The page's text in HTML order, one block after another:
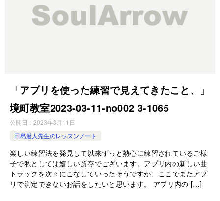
「アプリを使った練習で見えてきたこと、」
境町教室2023-03-11-­no002 3-­1065
公開日： 2023年3月11日
田島澄人先生のレッスンノート
楽しい練習法を発見して以来ずっと熱心に練習されているご様
子で私としては嬉しい所存でございます。アプリ内の新しい曲
トラックを次々にこなしていったそうですが、ここでまたアプ
リで測定できないお話をしたいと思います。 アプリ内の […]